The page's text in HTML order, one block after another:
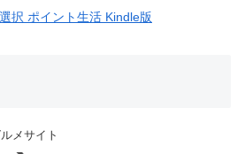
択 ポイント生活 Kindle版
メサイト